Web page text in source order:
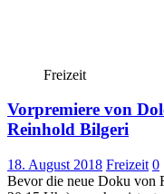
Freizeit
Vorpremiere von
Reinhold Bilgeri
18. August 2018 Freizeit 0
Bevor die neue Doku von